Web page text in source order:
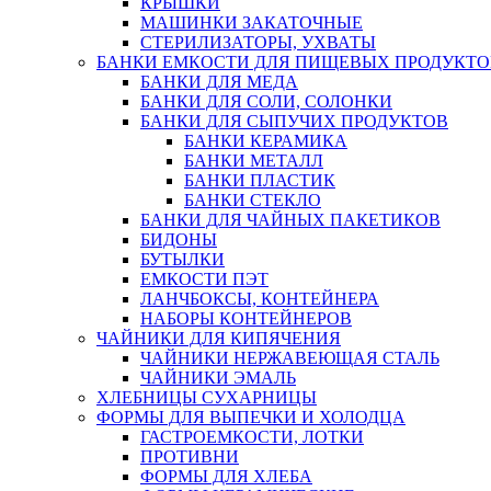
МАШИНКИ ЗАКАТОЧНЫЕ
СТЕРИЛИЗАТОРЫ, УХВАТЫ
БАНКИ ЕМКОСТИ ДЛЯ ПИЩЕВЫХ
БАНКИ ДЛЯ МЕДА
БАНКИ ДЛЯ СОЛИ, СОЛОНКИ
БАНКИ ДЛЯ СЫПУЧИХ ПРОДУКТОВ
БАНКИ КЕРАМИКА
БАНКИ МЕТАЛЛ
БАНКИ ПЛАСТИК
БАНКИ СТЕКЛО
БАНКИ ДЛЯ ЧАЙНЫХ ПАКЕТИКОВ
БИДОНЫ
БУТЫЛКИ
ЕМКОСТИ ПЭТ
ЛАНЧБОКСЫ, КОНТЕЙНЕРА
НАБОРЫ КОНТЕЙНЕРОВ
ЧАЙНИКИ ДЛЯ КИПЯЧЕНИЯ
ЧАЙНИКИ НЕРЖАВЕЮЩАЯ СТАЛЬ
ЧАЙНИКИ ЭМАЛЬ
ХЛЕБНИЦЫ СУХАРНИЦЫ
ФОРМЫ ДЛЯ ВЫПЕЧКИ И ХОЛОДЦА
ГАСТРОЕМКОСТИ, ЛОТКИ
ПРОТИВНИ
ФОРМЫ ДЛЯ ХЛЕБА